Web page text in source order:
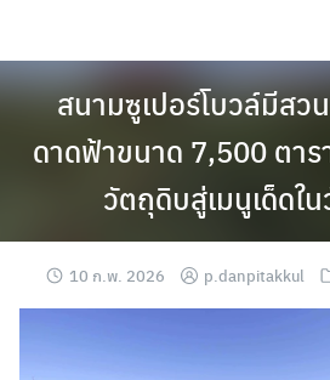
content
สนามซูเปอร์โบวล์มีส
ดาดฟ้าขนาด 7,500 ตา
วัตถุดิบสู่เมนูเด็ดใ
10 ก.พ. 2026 p.danpitakkul